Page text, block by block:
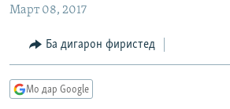
аслӣ
Ҷаҳиш
ҷустор
ҚАЗИЯИ "КРОКУС"
ОСИЁИ МАРКАЗӢ
МЕҲМОНИ ОЗОДӢ
ТАҲҚИҚОТ
ҶАНГ ДАР УКРАИНА
НАЗАРИ МАРДУМ
БЛОГИСТОН
ЧАНДРАСОНАӢ
Март 08, 2017
Ба дигарон фиристед
Мо дар Google